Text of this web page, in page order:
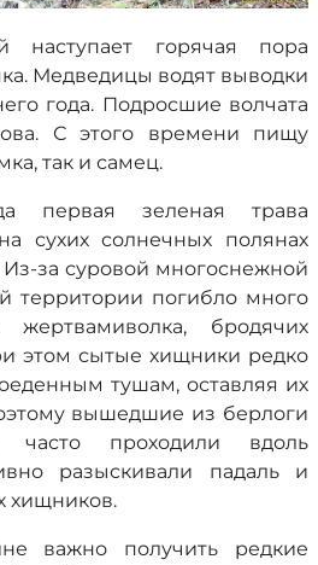
горячая пора
Медведицы водят выводки
года. Подросшие волчата
С этого времени пищу
так и самец.
первая зеленая трава
сухих солнечных полянах
Из-за суровой многоснежной
территории погибло много
жертвамиволка, бродячих
этом сытые хищники редко
тушам, оставляя их
вышедшие из берлоги
часто проходили вдоль
разыскивали падаль и
хищников.
важно получить редкие